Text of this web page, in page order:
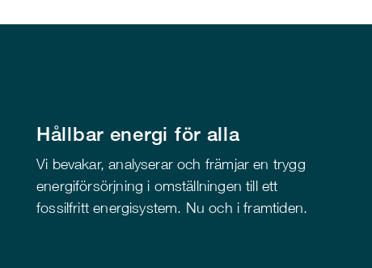
Hållbar energi för alla
Vi bevakar, analyserar och främjar en trygg
energiförsörjning i omställningen till ett
fossilfritt energisystem. Nu och i framtiden.